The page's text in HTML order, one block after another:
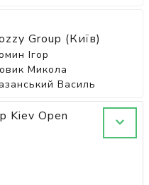
Group (Київ)
Ігор
Микола
Василь
Kiev Open